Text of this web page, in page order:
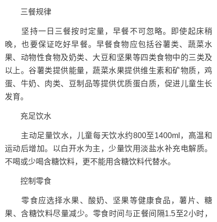
三餐规律
坚持一日三餐按时定量，早餐不可忽略。即使起床稍
晚，也要保证吃好早餐。早餐食物应包括谷薯类、蔬菜水
果、动物性食物及奶类、大豆和坚果等四类食物中的三类及
以上。谷薯类提供能量，蔬菜水果提供维生素和矿物质，鸡
蛋、牛奶、肉类、豆制品等提供优质蛋白质，促进儿童生长
发育。
充足饮水
主动足量饮水，儿童每天饮水约800至1400ml，高温和
运动后增加。以白开水为主，少量饮用淡盐水补充电解质。
不喝或少喝含糖饮料，更不能用含糖饮料代替水。
控制零食
零食应选择水果、酸奶、坚果等健康食品，薯片、糖
果、含糖饮料尽量减少。零食时间与正餐间隔1.5至2小时，